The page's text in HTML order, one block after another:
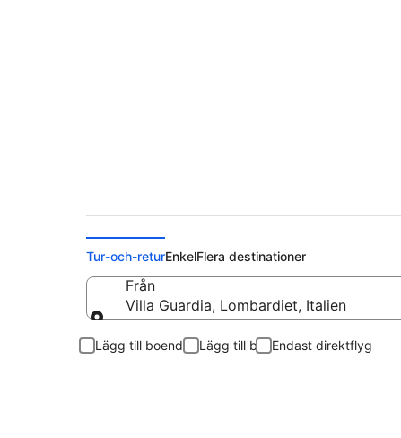
Tur-och-returEnkelFlera destinationer
Från
Villa Guardia, Lombardiet, Italien
Lägg till boende Lägg till bil Endast direktflyg